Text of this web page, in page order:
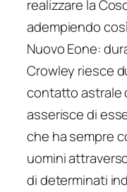
realizzare la
adempiendo
Nuovo Eone:
Crowley riesce
contatto astrale
asserisce di
che ha sempre
uomini
di determinati